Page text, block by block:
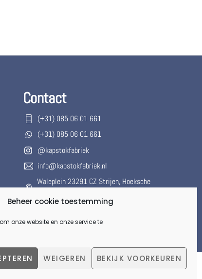
Beheer cookie toestemming
onze website en onze service te
WEIGEREN BEKIJK VOORKEUREN
To
Contact
(+31) 085 06 01 661
(+31) 085 06 01 661
@kapstokfabriek
info@kapstokfabriek.nl
Waleplein 23291 CZ Strijen, Hoeksche